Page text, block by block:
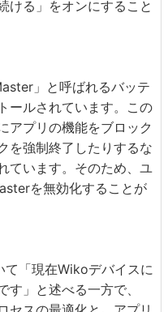
ける」をオンにすること
」と呼ばれるバッテ
ールされています。この
アプリの機能をブロック
を強制終了したりするな
ています。そのため、ユ
を無効化することが
「現在Wikoデバイスに
」と述べる一方で、